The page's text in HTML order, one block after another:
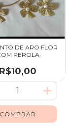
DE ARO FLOR
PÉROLA
R$10,00